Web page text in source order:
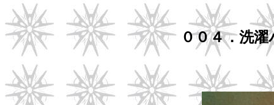
００４．洗